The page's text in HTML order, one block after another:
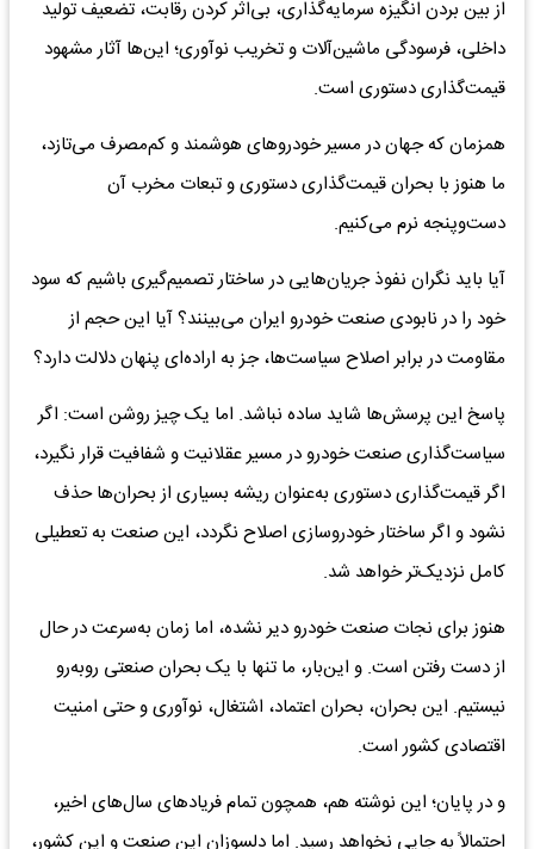
از بین بردن انگیزه سرمایه‌گذاری، بی‌اثر کردن رقابت، تضعیف تولید
داخلی، فرسودگی ماشین‌آلات و تخریب نوآوری؛ این‌ها آثار مشهود
قیمت‌گذاری دستوری است.
همزمان که جهان در مسیر خودروهای هوشمند و کم‌مصرف می‌تازد،
ما هنوز با بحران قیمت‌گذاری دستوری و تبعات مخرب آن
دست‌وپنجه نرم می‌کنیم.
آیا باید نگران نفوذ جریان‌هایی در ساختار تصمیم‌گیری باشیم که سود
خود را در نابودی صنعت خودرو ایران می‌بینند؟ آیا این حجم از
مقاومت در برابر اصلاح سیاست‌ها، جز به اراده‌ای پنهان دلالت دارد؟
پاسخ این پرسش‌ها شاید ساده نباشد. اما یک چیز روشن است: اگر
سیاست‌گذاری صنعت خودرو در مسیر عقلانیت و شفافیت قرار نگیرد،
اگر قیمت‌گذاری دستوری به‌عنوان ریشه بسیاری از بحران‌ها حذف
نشود و اگر ساختار خودروسازی اصلاح نگردد، این صنعت به تعطیلی
کامل نزدیک‌تر خواهد شد.
هنوز برای نجات صنعت خودرو دیر نشده، اما زمان به‌سرعت در حال
از دست رفتن است. و این‌بار، ما تنها با یک بحران صنعتی روبه‌رو
نیستیم. این بحران، بحران اعتماد، اشتغال، نوآوری و حتی امنیت
اقتصادی کشور است.
و در پایان؛ این نوشته هم، همچون تمام فریادهای سال‌های اخیر،
احتمالاً به جایی نخواهد رسید. اما دلسوزان این صنعت و این کشور،